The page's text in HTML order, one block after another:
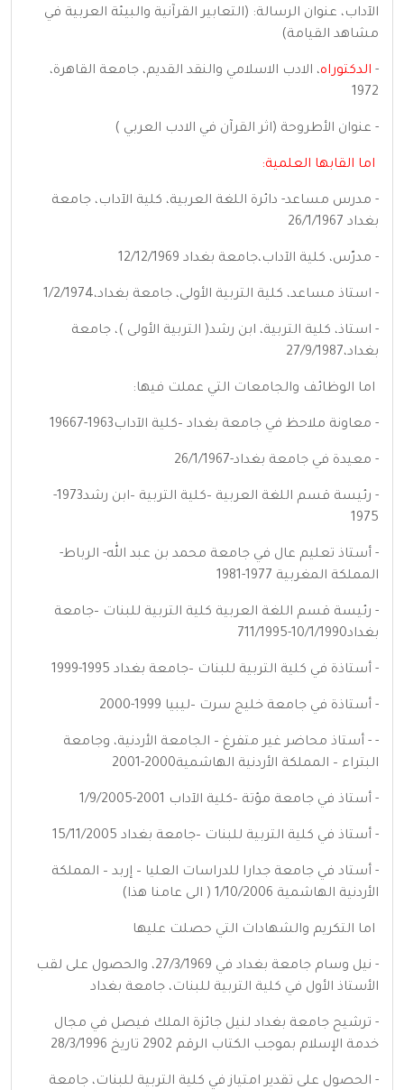
الآداب، عنوان الرسالة: (التعابير القرآنية والبيئة العربية في
مشاهد القيامة)
- الدكتوراه، الادب الاسلامي والنقد القديم، جامعة القاهرة،
1972
- عنوان الأطروحة (اثر القرآن في الادب العربي )
اما القابها العلمية:
- مدرس مساعد- دائرة اللغة العربية، كلية الآداب، جامعة
بغداد 26/1/1967
- مدرّس، كلية الآداب،جامعة بغداد 12/12/1969
- استاذ مساعد، كلية التربية الأولى، جامعة بغداد،1/2/1974
- استاذ، كلية التربية، ابن رشد( التربية الأولى )، جامعة
بغداد،27/9/1987
اما الوظائف والجامعات التي عملت فيها:
- معاونة ملاحظ في جامعة بغداد –كلية الآداب1963-19667
- معيدة في جامعة بغداد-26/1/1967
- رئيسة قسم اللغة العربية –كلية التربية –ابن رشد1973-
1975
- أستاذ تعليم عال في جامعة محمد بن عبد الله- الرباط-
المملكة المغربية 1977-1981
- رئيسة قسم اللغة العربية كلية التربية للبنات –جامعة
بغداد10/1/1990-711/1995
- أستاذة في كلية التربية للبنات –جامعة بغداد 1995-1999
- أستاذة في جامعة خليج سرت –ليبيا 1999-2000
- - أستاذ محاضر غير متفرغ – الجامعة الأردنية، وجامعة
البتراء – المملكة الأردنية الهاشمية2000-2001
- أستاذ في جامعة مؤتة –كلية الآداب 2001-1/9/2005
- أستاذ في كلية التربية للبنات –جامعة بغداد 15/11/2005
- أستاد في جامعة جدارا للدراسات العليا – إربد – المملكة
الأردنية الهاشمية 1/10/2006 ( الى عامنا هذا)
اما التكريم والشهادات التي حصلت عليها
- نيل وسام جامعة بغداد في 27/3/1969، والحصول على لقب
الأستاذ الأول في كلية التربية للبنات، جامعة بغداد
- ترشيح جامعة بغداد لنيل جائزة الملك فيصل في مجال
خدمة الإسلام بموجب الكتاب الرقم 2902 تاريخ 28/3/1996
- الحصول على تقدير امتياز في كلية التربية للبنات، جامعة